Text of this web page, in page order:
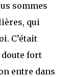
sommes
qui
C’était
doute fort
entre dans